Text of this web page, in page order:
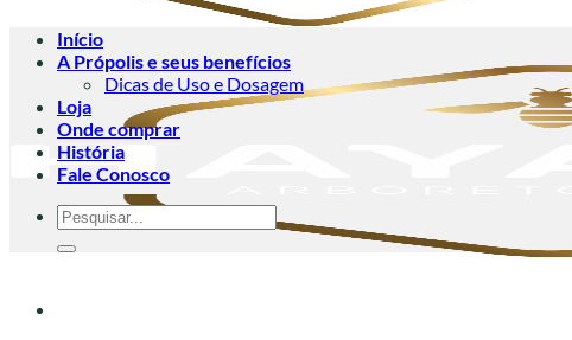
Início
A Própolis e seus benefícios
Dicas de Uso e Dosagem
Loja
Onde comprar
História
Fale Conosco
Pesquisar
por: